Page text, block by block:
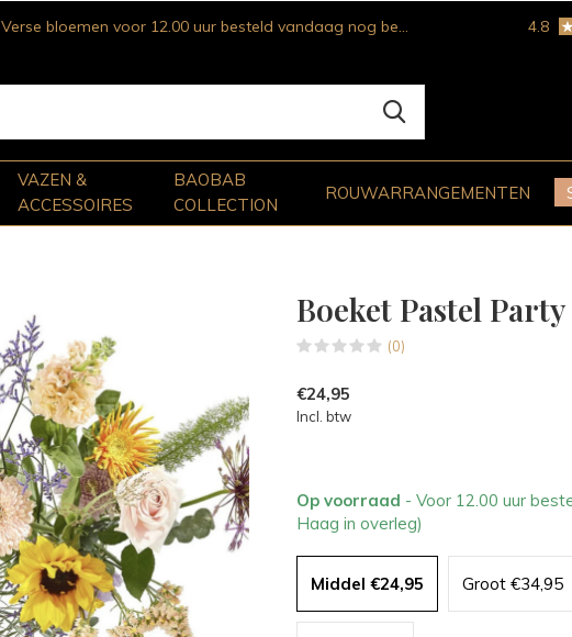
VAZEN &
ACCESSOIRES
BAOBAB
COLLECTION
ROUWARRANGEMENTEN
Verse bloemen voor 12.00 uur besteld vandaag nog bezorgd! 4.8
Boeket Pastel Party
(0)
€24,95
Incl. btw
Op voorraad - Voor 12.00 uur
Haag in overleg)
Middel €24,95 Groot €34,95